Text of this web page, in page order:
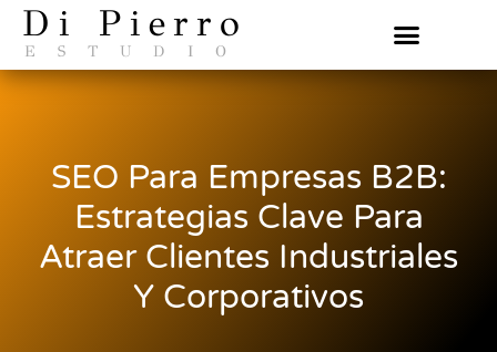
Di Pierro
ESTUDIO
SEO Para Empresas B2B:
Estrategias Clave Para
Atraer Clientes Industriales
Y Corporativos